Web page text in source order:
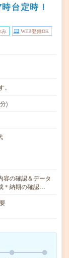
台定時！
み WEB登録OK
)
容の確認＆データ
＊納期の確認…